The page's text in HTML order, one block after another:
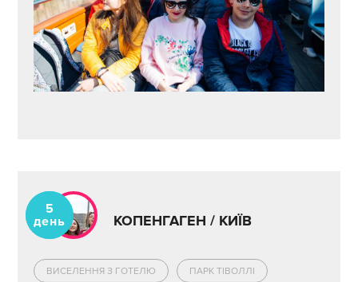
5
день
КОПЕНГАГЕН / КИЇВ
ВИСЕЛЕННЯ З ГОТЕЛЮ ПАРК ТІВОЛЛІ